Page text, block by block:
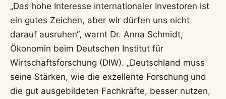
„Das hohe Interesse internationaler Investoren ist
ein gutes Zeichen, aber wir dürfen uns nicht
darauf ausruhen“, warnt Dr. Anna Schmidt,
Ökonomin beim Deutschen Institut für
Wirtschaftsforschung (DIW). „Deutschland muss
seine Stärken, wie die exzellente Forschung und
die gut ausgebildeten Fachkräfte, besser nutzen,